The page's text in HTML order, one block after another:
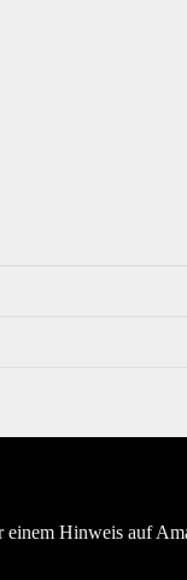
einem Hinweis auf